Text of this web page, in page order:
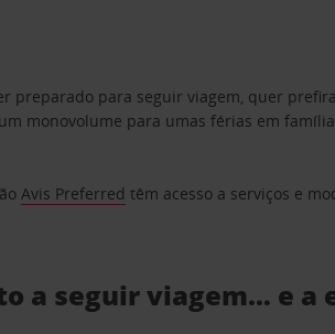
preparado para seguir viagem, quer
monovolume para umas férias em
Avis Preferred têm acesso a serviços e
a seguir viagem… e a